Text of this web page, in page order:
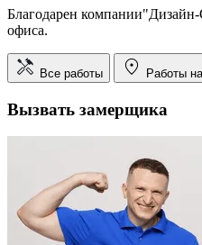
Благодарен
офиса.
Все работы Работы
Вызвать замерщика